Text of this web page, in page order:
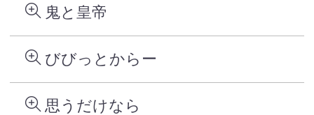
鬼と皇帝
びびっとからー
思うだけなら